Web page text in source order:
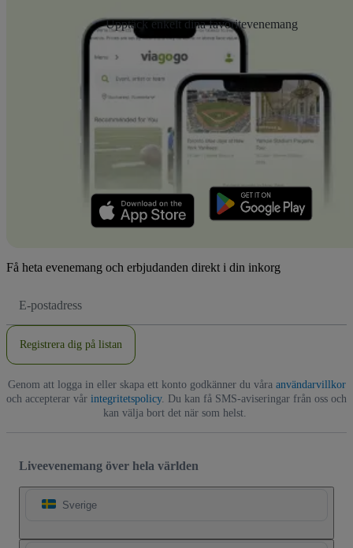
Upptäck enkelt dina favoritevenemang
Få heta evenemang och erbjudanden direkt i din inkorg
postadress
Registrera dig på listan
Genom att logga in eller skapa ett konto godkänner du våra användarvillkor
och accepterar vår integritetspolicy. Du kan få SMS-aviseringar från oss och
kan välja bort det när som helst.
Liveevenemang över hela världen
Sverige